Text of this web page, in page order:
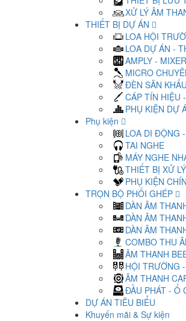
XỬ LÝ ÂM
THIẾT BỊ DỰ ÁN
LOA HỘI
LOA DỰ ÁN -
AMPLY -
MICRO
ĐÈN SÂN KHẤU
CÁP TÍN HIỆU
PHỤ KIỆN DỰ
Phụ kiện
LOA DI ĐỘNG
TAI NGHE
MÁY NGHE
THIẾT BỊ XỬ
PHỤ KIỆN
TRỌN BỘ PHỐI GHÉP
DÀN ÂM
DÀN ÂM
DÀN ÂM
COMBO THU
ÂM THANH
HỘI TRƯỜNG
ÂM THANH
ĐẦU PHÁT - Ổ
DỰ ÁN TIÊU BIỂU
Khuyến mãi & Sự kiện